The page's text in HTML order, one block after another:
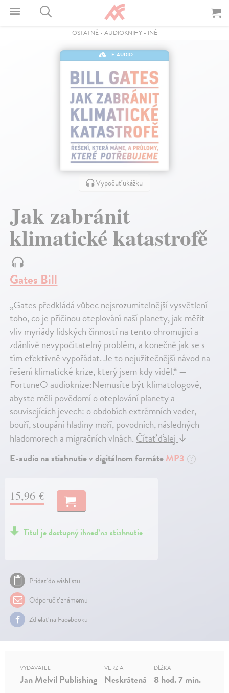
OSTATNÉ- AUDIOKNIHY- INÉ
E-AUDIO
Vypočuť ukážku
Jak zabránit
klimatické katastrofě
Gates Bill
„Gates předkládá vůbec nejsrozumitelnější vysvětlení
toho, co je příčinou oteplování naší planety, jak měřit
vliv myriády lidských činností na tento ohromující a
zdánlivě nevypočitatelný problém, a konečně jak se s
tím efektivně vypořádat. Je to nejužitečnější návod na
řešení klimatické krize, který jsem kdy viděl.“ —
FortuneO audioknize:Nemusíte být klimatologové,
abyste měli povědomí o oteplování planety a
souvisejících jevech: o obdobích extrémních veder,
bouří, stoupání hladiny moří, povodních, následných
hladomorech a migračních vlnách.Čítať ďalej↓
E-audio na stiahnutie v digitálnom formáteMP3 ?
15,96 €
Titul je dostupný ihneď na stiahnutie
Pridať do wishlistu
Odporučiť známemu
Zdielať na Facebooku
VYDAVATEĽ
Jan Melvil Publishing
VERZIA
Neskrátená
DĹŽKA
8 hod. 7 min.